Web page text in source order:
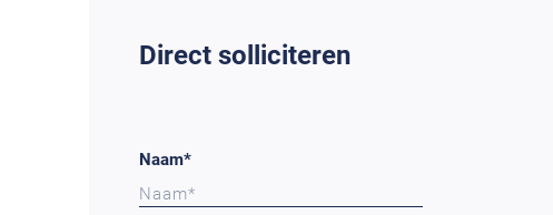
Direct solliciteren
Naam*